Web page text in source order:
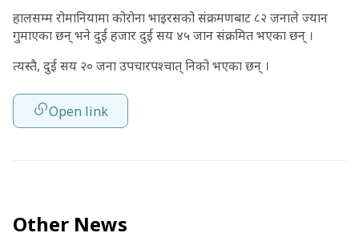
हालसम्म रोमानियामा कोरोना भाइरसको संक्रमणबाट ८२ जनाले ज्यान
गुमाएका छन् भने दुई हजार दुई सय ४५ जान संक्रमित भएका छन् ।
त्यस्तै, दुई सय २० जना उपचारपश्चात् निको भएका छन् ।
Open link
Other News